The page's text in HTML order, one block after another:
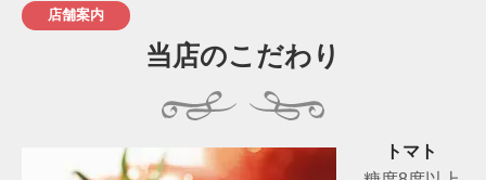
店舗案内
当店のこだわり
トマト